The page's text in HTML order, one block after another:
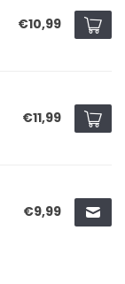
€10,99
€11,99
€9,99